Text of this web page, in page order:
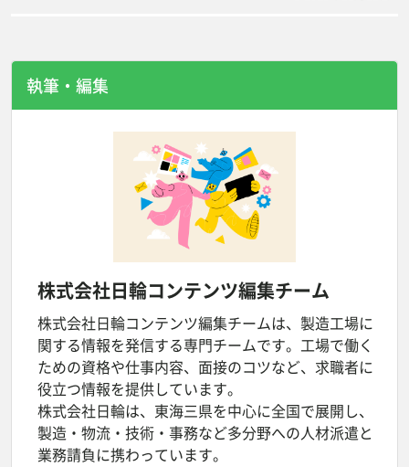
執筆・編集
株式会社日輪コンテンツ編集チーム
株式会社日輪コンテンツ編集チームは、製造工場に
関する情報を発信する専門チームです。工場で働く
ための資格や仕事内容、面接のコツなど、求職者に
役立つ情報を提供しています。
株式会社日輪は、東海三県を中心に全国で展開し、
製造・物流・技術・事務など多分野への人材派遣と
業務請負に携わっています。